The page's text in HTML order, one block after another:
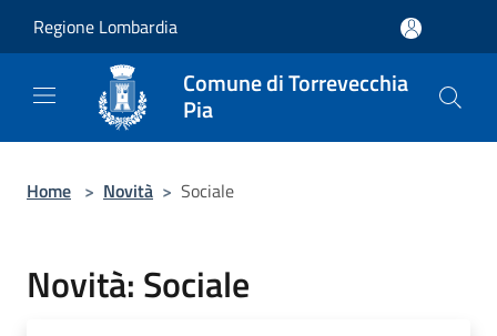
Regione Lombardia
Comune di Torrevecchia
Pia
Home > Novità > Sociale
Novità: Sociale